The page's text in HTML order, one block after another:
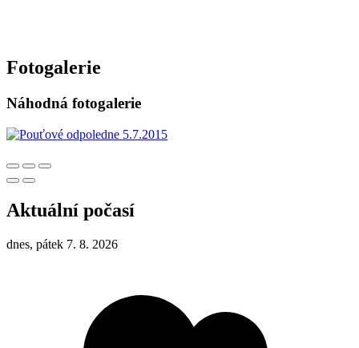
Fotogalerie
Náhodná fotogalerie
Aktuální počasí
dnes, pátek 7. 8. 2026